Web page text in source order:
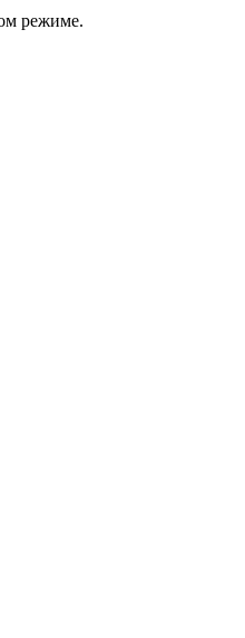
режиме.